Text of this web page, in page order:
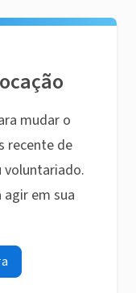
mudar o
recente de
voluntariado.
em sua